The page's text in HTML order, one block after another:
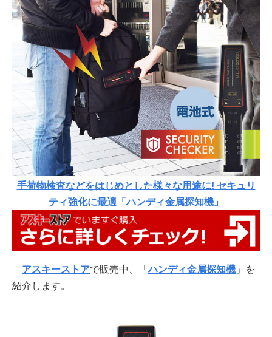
手荷物検査などをはじめとした様々な用途に! セキュリ
ティ強化に最適「ハンディ金属探知機」
アスキーストアで販売中、「ハンディ金属探知機 」を
紹介します。